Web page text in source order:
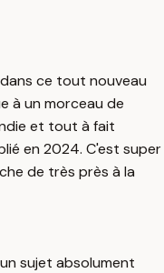
ce tout nouveau
à un morceau de
et tout à fait
en 2024. C'est super
de très près à la
sujet absolument